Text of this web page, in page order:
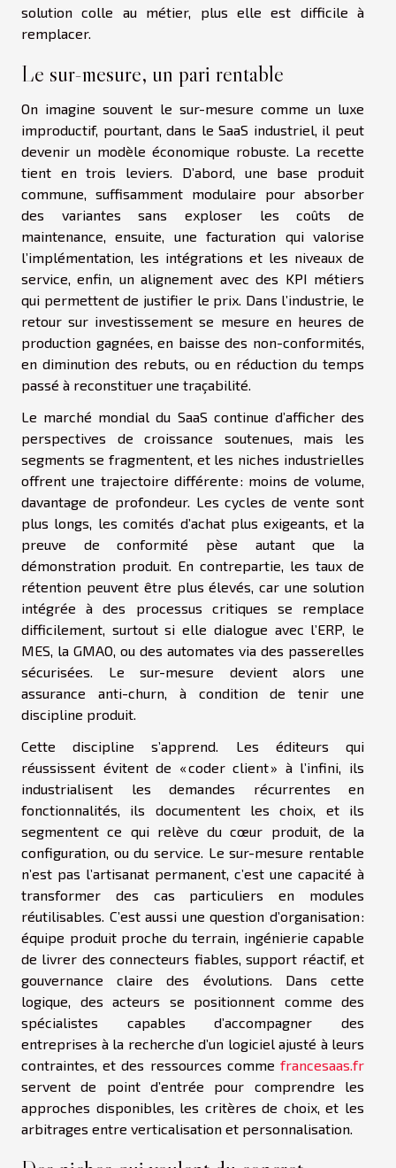
solution colle au métier, plus elle est difficile à
remplacer.
Le sur-mesure, un pari rentable
On imagine souvent le sur-mesure comme un luxe
improductif, pourtant, dans le SaaS industriel, il peut
devenir un modèle économique robuste. La recette
tient en trois leviers. D’abord, une base produit
commune, suffisamment modulaire pour absorber
des variantes sans exploser les coûts de
maintenance, ensuite, une facturation qui valorise
l’implémentation, les intégrations et les niveaux de
service, enfin, un alignement avec des KPI métiers
qui permettent de justifier le prix. Dans l’industrie, le
retour sur investissement se mesure en heures de
production gagnées, en baisse des non-conformités,
en diminution des rebuts, ou en réduction du temps
passé à reconstituer une traçabilité.
Le marché mondial du SaaS continue d’afficher des
perspectives de croissance soutenues, mais les
segments se fragmentent, et les niches industrielles
offrent une trajectoire différente : moins de volume,
davantage de profondeur. Les cycles de vente sont
plus longs, les comités d’achat plus exigeants, et la
preuve de conformité pèse autant que la
démonstration produit. En contrepartie, les taux de
rétention peuvent être plus élevés, car une solution
intégrée à des processus critiques se remplace
difficilement, surtout si elle dialogue avec l’ERP, le
MES, la GMAO, ou des automates via des passerelles
sécurisées. Le sur-mesure devient alors une
assurance anti-churn, à condition de tenir une
discipline produit.
Cette discipline s’apprend. Les éditeurs qui
réussissent évitent de « coder client » à l’infini, ils
industrialisent les demandes récurrentes en
fonctionnalités, ils documentent les choix, et ils
segmentent ce qui relève du cœur produit, de la
configuration, ou du service. Le sur-mesure rentable
n’est pas l’artisanat permanent, c’est une capacité à
transformer des cas particuliers en modules
réutilisables. C’est aussi une question d’organisation :
équipe produit proche du terrain, ingénierie capable
de livrer des connecteurs fiables, support réactif, et
gouvernance claire des évolutions. Dans cette
logique, des acteurs se positionnent comme des
spécialistes capables d’accompagner des
entreprises à la recherche d’un logiciel ajusté à leurs
contraintes, et des ressources comme francesaas.fr
servent de point d’entrée pour comprendre les
approches disponibles, les critères de choix, et les
arbitrages entre verticalisation et personnalisation.